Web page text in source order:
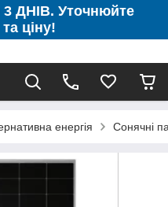
ДНІВ. Уточнюйте
ціну!
енергія Сонячні